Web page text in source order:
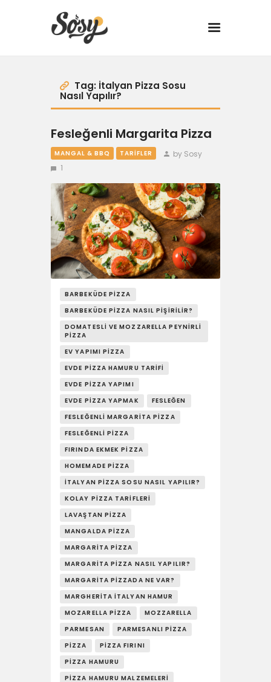
TARİFLER
YANCI
FIT
DRINK
BBQ 101
YAŞAM
SOSY’LE!
Tag: İtalyan Pizza Sosu
Nasıl Yapılır?
Fesleğenli Margarita Pizza
MANGAL & BBQ TARIFLER
by Sosy
1
BARBEKÜDE PIZZA
BARBEKÜDE PIZZA NASIL PIŞIRILIR?
DOMATESLI VE MOZZARELLA PEYNIRLI
PIZZA
EV YAPIMI PIZZA
EVDE PIZZA HAMURU TARIFI
EVDE PIZZA YAPIMI
EVDE PIZZA YAPMAK
FESLEĞEN
FESLEĞENLI MARGARITA PIZZA
FESLEĞENLI PIZZA
FIRINDA EKMEK PIZZA
HOMEMADE PIZZA
İTALYAN PIZZA SOSU NASIL YAPILIR?
KOLAY PIZZA TARIFLERI
LAVAŞTAN PIZZA
MANGALDA PIZZA
MARGARITA PIZZA
MARGARITA PIZZA NASIL YAPILIR?
MARGARITA PIZZADA NE VAR?
MARGHERITA İTALYAN HAMUR
MOZARELLA PIZZA
MOZZARELLA
PARMESAN
PARMESANLI PIZZA
PIZZA
PIZZA FIRINI
PIZZA HAMURU
PIZZA HAMURU MALZEMELERI